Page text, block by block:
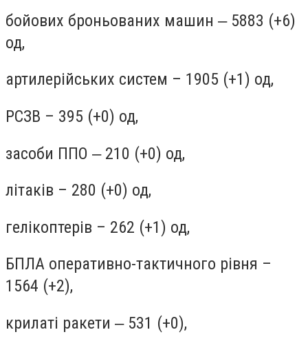
бойових броньованих машин ‒ 5883 (+6)
од,
артилерійських систем – 1905 (+1) од,
РСЗВ – 395 (+0) од,
засоби ППО ‒ 210 (+0) од,
літаків – 280 (+0) од,
гелікоптерів – 262 (+1) од,
БПЛА оперативно-тактичного рівня –
1564 (+2),
крилаті ракети ‒ 531 (+0),